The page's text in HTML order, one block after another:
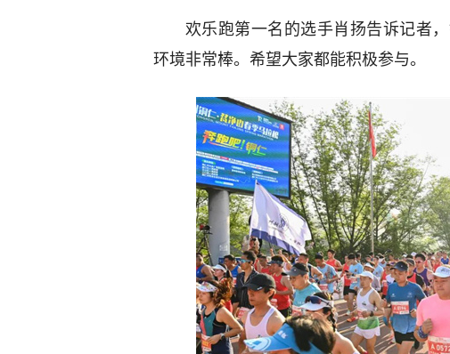
欢乐跑第一名的选手肖扬告诉记者
环境非常棒。希望大家都能积极参与。